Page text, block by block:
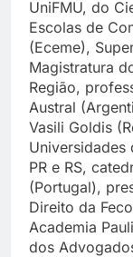
UniFMU, do
Escolas de
(Eceme),
Magistratura
Região,
Austral
Vasili Goldis
Universidades
PR e RS,
(Portugal),
Direito da
Academia
dos